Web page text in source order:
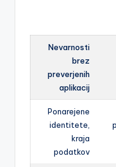
Nevarnosti
brez
preverjenih
aplikacij
Ponarejene
identitete,
kraja
podatkov